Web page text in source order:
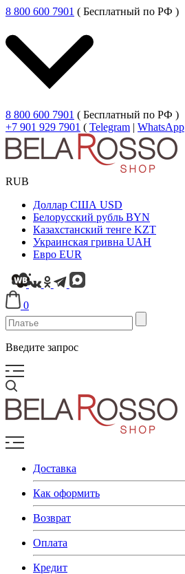
8 800 600 7901 ( Бесплатный по РФ )
8 800 600 7901 ( Бесплатный по РФ )
+7 901 929 7901 ( Telegram | WhatsApp
RUB
Доллар США USD
Белорусский рубль BYN
Казахстанский тенге KZT
Украинская гривна UAH
Евро EUR
0
Введите запрос
Доставка
Как оформить
Возврат
Оплата
Кредит